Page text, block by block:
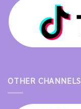
OTHER CHANNELS